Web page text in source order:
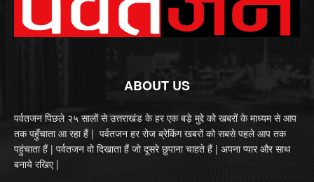
ABOUT US
पर्वतजन पिछले २५ सालों से उत्तराखंड के हर एक बड़े मुद्दे को खबरों के माध्यम से आप
तक पहुँचाता आ रहा हैं | पर्वतजन हर रोज ब्रेकिंग खबरों को सबसे पहले आप तक
पहुंचाता हैं | पर्वतजन वो दिखाता हैं जो दूसरे छुपाना चाहते हैं | अपना प्यार और साथ
बनाये रखिए |